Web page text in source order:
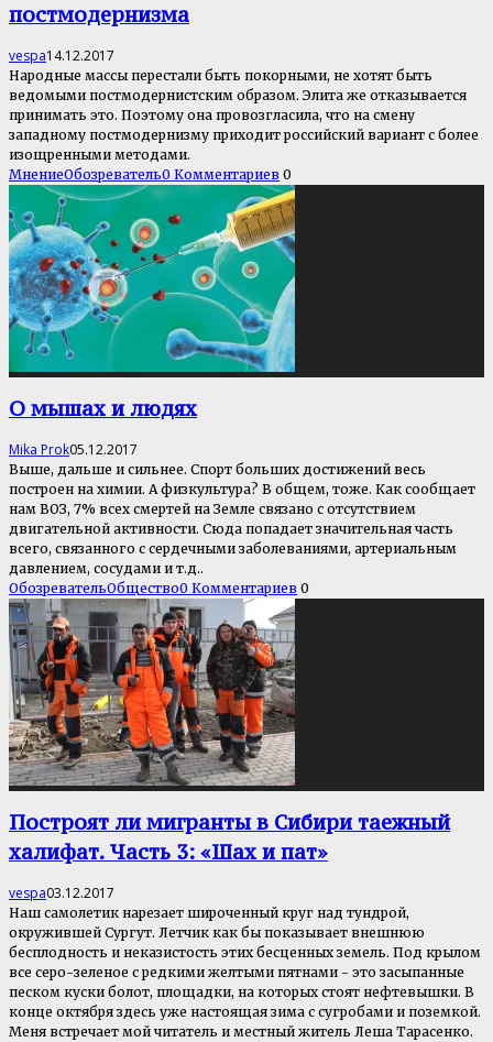
постмодернизма
vespa14.12.2017
Народные массы перестали быть покорными, не хотят быть
ведомыми постмодернистским образом. Элита же отказывается
принимать это. Поэтому она провозгласила, что на смену
западному постмодернизму приходит российский вариант с более
изощренными методами.
МнениеОбозреватель0 Комментариев 0
О мышах и людях
Mika Prok05.12.2017
Выше, дальше и сильнее. Спорт больших достижений весь
построен на химии. А физкультура? В общем, тоже. Как сообщает
нам ВОЗ, 7% всех смертей на Земле связано с отсутствием
двигательной активности. Сюда попадает значительная часть
всего, связанного с сердечными заболеваниями, артериальным
давлением, сосудами и т.д..
ОбозревательОбщество0 Комментариев 0
Построят ли мигранты в Сибири таежный
халифат. Часть 3: «Шах и пат»
vespa03.12.2017
Наш самолетик нарезает широченный круг над тундрой,
окружившей Сургут. Летчик как бы показывает внешнюю
бесплодность и неказистость этих бесценных земель. Под крылом
все серо-зеленое с редкими желтыми пятнами - это засыпанные
песком куски болот, площадки, на которых стоят нефтевышки. В
конце октября здесь уже настоящая зима с сугробами и поземкой.
Меня встречает мой читатель и местный житель Леша Тарасенко.